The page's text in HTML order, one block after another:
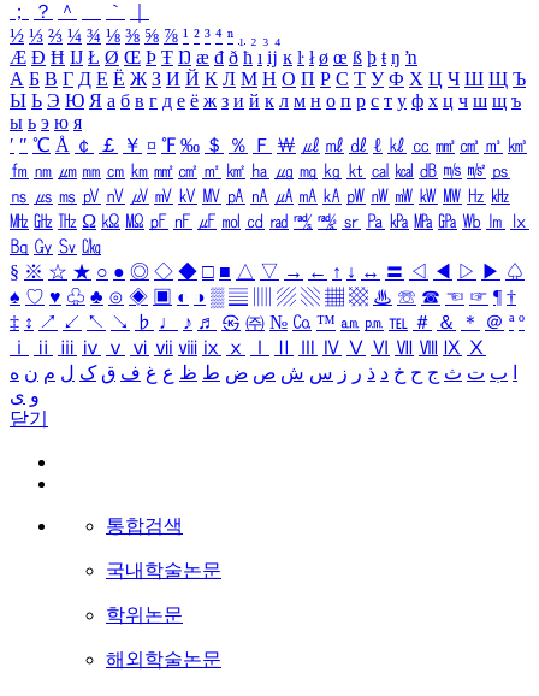
；
？ ＾ ｀
½ ⅓ ⅔ ¼ ¾ ⅛ ⅜ ⅝ ⅞ ¹ ² ³ ⁴ ⁿ ₁ ₂ ₃ ₄
Æ Ð Ħ Ĳ Ł Ø Œ Þ Ŧ Ŋ æ đ ð ħ ı ĳ ĸ ŀ ł ø œ ß þ ŧ ŋ ŉ
А Б В Г Д Е Ё Ж З И Й К Л М Н О П Р С Т У Ф Х Ц Ч Ш Щ Ъ
Ы Ь Э Ю Я а б в г д е ё ж з и й к л м н о п р с т у ф х ц ч ш щ ъ
ы ь э ю я
′ ″ ℃ Å ￠ ￡ ￥ ¤ ℉ ‰ ＄ ％ Ｆ ￦ ㎕ ㎖ ㎗ ℓ ㎘ ㏄ ㎣ ㎤ ㎥ ㎦
㎙ ㎚ ㎛ ㎜ ㎝ ㎞ ㎟ ㎠ ㎡ ㎢ ㏊ ㎍ ㎎ ㎏ ㏏ ㎈ ㎉ ㏈ ㎧ ㎨ ㎰
㎱ ㎲ ㎳ ㎴ ㎵ ㎶ ㎷ ㎸ ㎹ ㎀ ㎁ ㎂ ㎃ ㎄ ㎺ ㎻ ㎽ ㎾ ㎿ ㎐ ㎑
㎒ ㎓ ㎔ Ω ㏀ ㏁ ㎊ ㎋ ㎌ ㏖ ㏅ ㎭ ㎮ ㎯ ㏛ ㎩ ㎪ ㎫ ㎬ ㏝ ㏐
㏓
㏃ ㏉ ㏜ ㏆
§ ※ ☆ ★ ○ ● ◎ ◇ ◆ □ ■ △ ▽ → ← ↑ ↓ ↔ 〓 ◁ ◀ ▷ ▶ ♤
♠ ♡ ♥ ♧ ♣ ⊙ ◈ ▣ ◐ ◑ ▒ ▤ ▨ ▧ ▦ ▩ ♨ ☏ ☎ ☜ ☞ ¶ †
‡ ↕ ↗ ↙ ↖ ↘ ♭ ♩ ♪ ♬ ㉿ ㈜ № ㏇ ™ ㏂ ㏘ ℡ ＃ ＆ ＊ ＠ ª º
ⅰ
ⅱ ⅲ ⅳ ⅴ ⅵ ⅶ ⅷ ⅸ ⅹ Ⅳ Ⅴ Ⅵ Ⅶ Ⅷ Ⅸ Ⅹ
ب ت ث ج ح خ د ذ ر ز س ش ص ض ط ظ ع غ ف ق ک ل م ن ه
و ی
닫기
통합검색
국내학술논문
학위논문
해외학술논문